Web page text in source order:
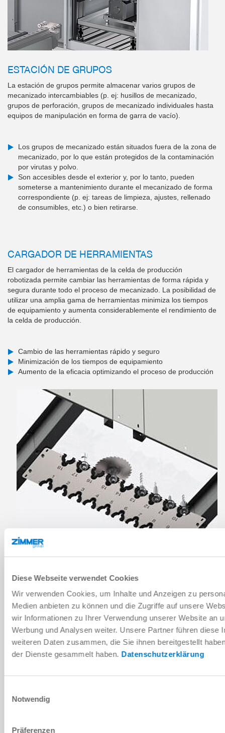
Diese Webseite verwendet Cookies
Wir verwenden Cookies, um Inhalte und Anzeigen zu
Medien anbieten zu können und die Zugriffe auf unsere
wir Informationen zu Ihrer Verwendung unserer Website an
Werbung und Analysen weiter. Unsere Partner führen diese
weiteren Daten zusammen, die Sie ihnen bereitgestellt
der Dienste gesammelt haben. Datenschutzerklärung
Notwendig
Präferenzen
ESTACIÓN DE GRUPOS
La estación de grupos permite almacenar varios grupos de
mecanizado intercambiables (p. ej: husillos de mecanizado,
grupos de perforación, grupos de mecanizado individuales hasta
equipos de manipulación en forma de garra de vacío).
Los grupos de mecanizado están situados fuera de la zona de
mecanizado, por lo que están protegidos de la contaminación
por virutas y polvo.
Son accesibles desde el exterior y, por lo tanto, pueden
someterse a mantenimiento durante el mecanizado de forma
correspondiente (p. ej: tareas de limpieza, ajustes, rellenado
de consumibles, etc.) o bien retirarse.
CARGADOR DE HERRAMIENTAS
El cargador de herramientas de la celda de producción
robotizada permite cambiar las herramientas de forma rápida y
segura durante todo el proceso de mecanizado. La posibilidad de
utilizar una amplia gama de herramientas minimiza los tiempos
de equipamiento y aumenta considerablemente el rendimiento de
la celda de producción.
Cambio de las herramientas rápido y seguro
Minimización de los tiempos de equipamiento
Aumento de la eficacia optimizando el proceso de producción